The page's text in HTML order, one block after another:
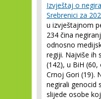
Izvještaj o
Srebrenici za
u izvještajnom
234 čina
odnosno
regiji. Najviše ih
(142), u BiH (60,
Crnoj Gori (19).
negirali genocid
slijede osobe